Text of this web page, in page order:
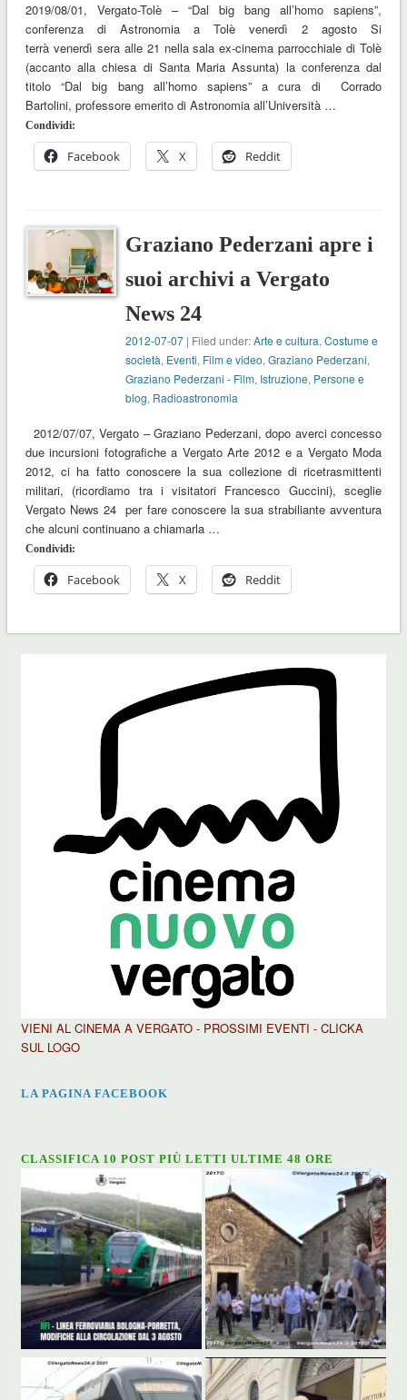
2019/08/01, Vergato-Tolè – “Dal big bang all’homo sapiens”,
conferenza di Astronomia a Tolè venerdì 2 agosto Si
terrà venerdì sera alle 21 nella sala ex-cinema parrocchiale di Tolè
(accanto alla chiesa di Santa Maria Assunta) la conferenza dal
titolo “Dal big bang all’homo sapiens” a cura di Corrado
Bartolini, professore emerito di Astronomia all’Università …
Condividi:
Facebook X Reddit
Graziano Pederzani apre i
suoi archivi a Vergato
News 24
2012-07-07 | Filed under:Arte e cultura,Costume e
società, Eventi, Film e video,Graziano Pederzani,
Graziano Pederzani - Film, Istruzione, Persone e
blog, Radioastronomia
2012/07/07, Vergato – Graziano Pederzani, dopo averci concesso
due incursioni fotografiche a Vergato Arte 2012 e a Vergato Moda
2012, ci ha fatto conoscere la sua collezione di ricetrasmittenti
militari, (ricordiamo tra i visitatori Francesco Guccini), sceglie
Vergato News 24 per fare conoscere la sua strabiliante avventura
che alcuni continuano a chiamarla …
Condividi:
Facebook X Reddit
VIENI AL CINEMA A VERGATO - PROSSIMI EVENTI - CLICKA
SUL LOGO
LA PAGINA FACEBOOK
CLASSIFICA 10 POST PIÙ LETTI ULTIME 48 ORE